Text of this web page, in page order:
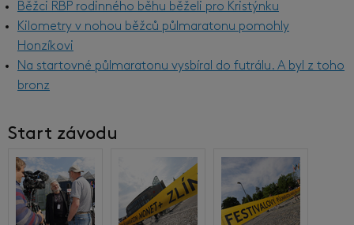
Běžci RBP rodinného běhu běželi pro Kristýnku
Kilometry v nohou běžců půlmaratonu pomohly
Honzíkovi
Na startovné půlmaratonu vysbíral do futrálu. A byl z toho
bronz
Start závodu